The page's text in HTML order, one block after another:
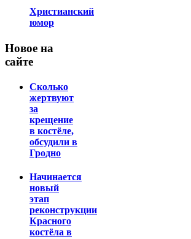
Христианский
юмор
Новое на
сайте
Сколько
жертвуют
за
крещение
в костёле,
обсудили в
Гродно
Начинается
новый
этап
реконструкции
Красного
костёла в